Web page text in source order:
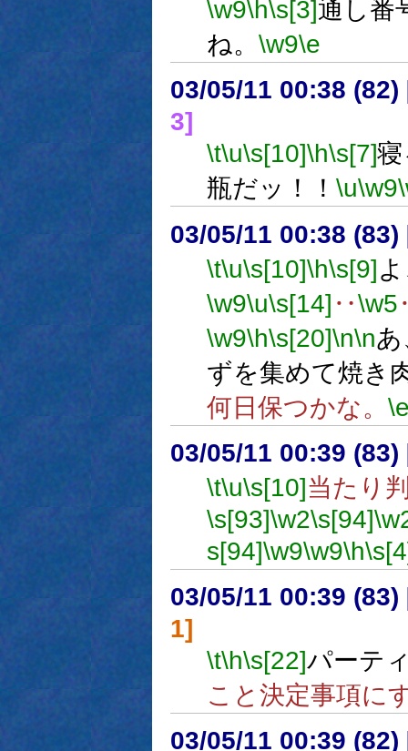
\w9\h\s[3]通し番
ね。 \w9\e
03/05/11 00:38 (82)
3]
\t\u\s[10]\h\s[7]
瓶だッ！！ \u\w9
03/05/11 00:38 (83)
\t\u\s[10]\h\s[9]
\w9\u\s[14] ‥\w5
\w9\h\s[20]\n\nあ
ずを集めて焼き
何日保つかな。
03/05/11 00:39 (83)
\t\u\s[10]当たり
\s[93]\w2\s[94]
s[94]\w9\w9\h
03/05/11 00:39 (83)
1]
\t\h\s[22]パーテ
こと決定事項に
03/05/11 00:39 (82)